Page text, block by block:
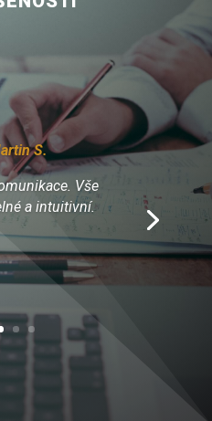
S.
Vše
a intuitivní.